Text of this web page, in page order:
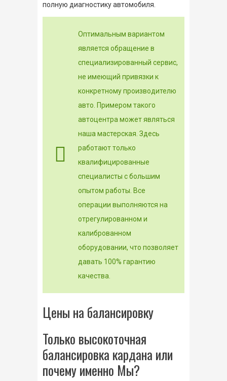
полную диагностику автомобиля.
Оптимальным вариантом
является обращение в
специализированный сервис,
не имеющий привязки к
конкретному производителю
авто. Примером такого
автоцентра может являться
наша мастерская. Здесь
работают только
квалифицированные
специалисты с большим
опытом работы. Все
операции выполняются на
отрегулированном и
калиброванном
оборудовании, что позволяет
давать 100% гарантию
качества.
Цены на балансировку
Только высокоточная
балансировка кардана или
почему именно Мы?